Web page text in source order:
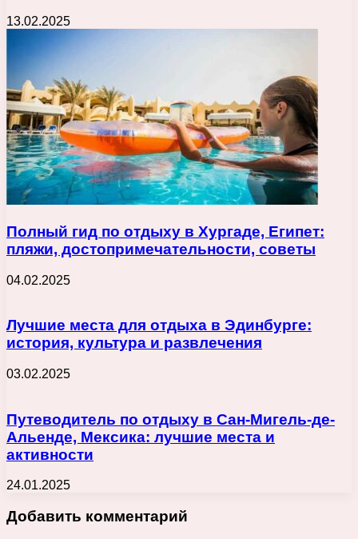
13.02.2025
Полный гид по отдыху в Хургаде, Египет:
пляжи, достопримечательности, советы
04.02.2025
Лучшие места для отдыха в Эдинбурге:
история, культура и развлечения
03.02.2025
Путеводитель по отдыху в Сан-Мигель-де-
Альенде, Мексика: лучшие места и
активности
24.01.2025
Добавить комментарий